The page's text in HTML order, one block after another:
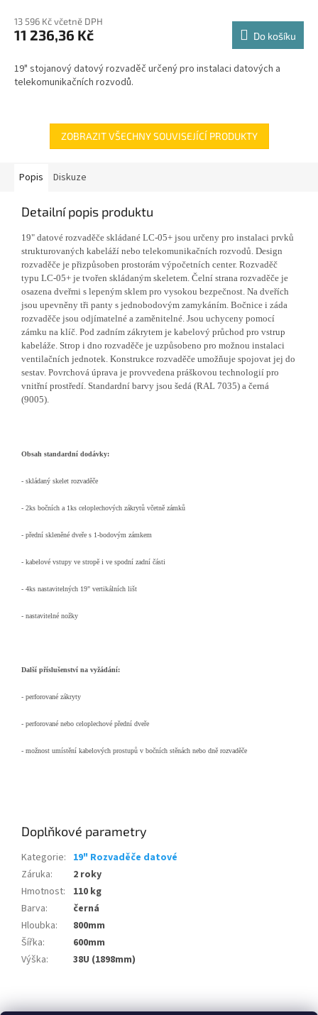
13 596 Kč včetně DPH
11 236,36 Kč Do košíku
19" stojanový datový rozvaděč určený pro instalaci datových a
telekomunikačních rozvodů.
ZOBRAZIT VŠECHNY SOUVISEJÍCÍ PRODUKTY
Popis Diskuze
Detailní popis produktu
19" datové rozvaděče skládané LC-05+ jsou určeny pro instalaci prvků
strukturovaných kabeláží nebo telekomunikačních rozvodů. Design
rozvaděče je přizpůsoben prostorám výpočetních center. Rozvaděč
typu LC-05+ je tvořen skládaným skeletem. Čelní strana rozvaděče je
osazena dveřmi s lepeným sklem pro vysokou bezpečnost. Na dveřích
jsou upevněny tři panty s jednobodovým zamykáním. Bočnice i záda
rozvaděče jsou odjímatelné a zaměnitelné. Jsou uchyceny pomocí
zámku na klíč. Pod zadním zákrytem je kabelový průchod pro vstrup
kabeláže. Strop i dno rozvaděče je uzpůsobeno pro možnou instalaci
ventilačních jednotek. Konstrukce rozvaděče umožňuje spojovat jej do
sestav. Povrchová úprava je provvedena práškovou technologií pro
vnitřní prostředí. Standardní barvy jsou šedá (RAL 7035) a černá
(9005).
Obsah standardní dodávky:
- skládaný skelet rozvaděče
- 2ks bočních a 1ks celoplechových zákrytů včetně zámků
- přední skleněné dveře s 1-bodovým zámkem
- kabelové vstupy ve stropě i ve spodní zadní části
- 4ks nastavitelných 19" vertikálních lišt
- nastavitelné nožky
Další příslušenství na vyžádání:
- perforované zákryty
- perforované nebo celoplechové přední dveře
- možnost umístění kabelových prostupů v bočních stěnách nebo dně rozvaděče
Doplňkové parametry
Kategorie: 19" Rozvaděče datové
Záruka:
2 roky
Hmotnost:
110 kg
Barva:
černá
Hloubka:
800mm
Šířka:
600mm
Výška: 38U (1898mm)